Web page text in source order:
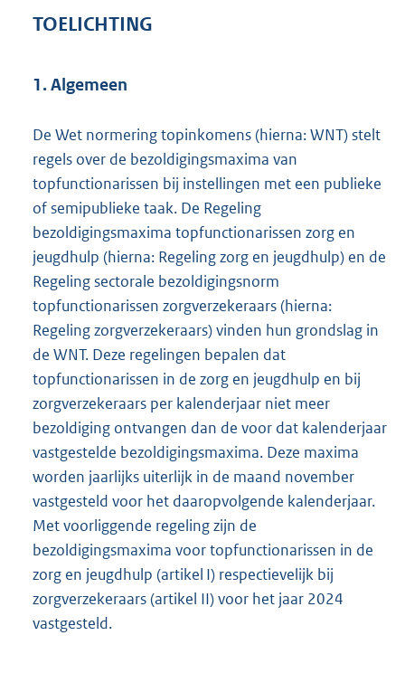
TOELICHTING
1. Algemeen
De Wet normering topinkomens (hierna: WNT) stelt
regels over de bezoldigingsmaxima van
topfunctionarissen bij instellingen met een publieke
of semipublieke taak. De Regeling
bezoldigingsmaxima topfunctionarissen zorg en
jeugdhulp (hierna: Regeling zorg en jeugdhulp) en de
Regeling sectorale bezoldigingsnorm
topfunctionarissen zorgverzekeraars (hierna:
Regeling zorgverzekeraars) vinden hun grondslag in
de WNT. Deze regelingen bepalen dat
topfunctionarissen in de zorg en jeugdhulp en bij
zorgverzekeraars per kalenderjaar niet meer
bezoldiging ontvangen dan de voor dat kalenderjaar
vastgestelde bezoldigingsmaxima. Deze maxima
worden jaarlijks uiterlijk in de maand november
vastgesteld voor het daaropvolgende kalenderjaar.
Met voorliggende regeling zijn de
bezoldigingsmaxima voor topfunctionarissen in de
zorg en jeugdhulp (artikel I) respectievelijk bij
zorgverzekeraars (artikel II) voor het jaar 2024
vastgesteld.